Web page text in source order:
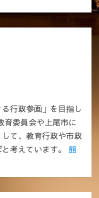
行政参画」を目指し
育委員会や上尾市に
て、教育行政や市政
考えています。 館